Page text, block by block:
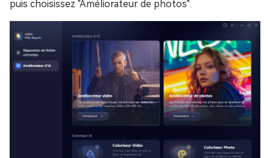
puis choisissez "Améliorateur de photos".